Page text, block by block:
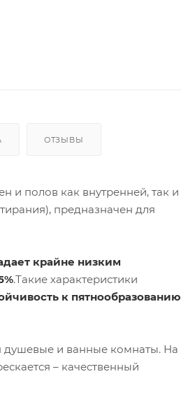
ОТЗЫВЫ
и полов как внутренней, так и
предназначен для
крайне низким
.Такие характеристики
к пятнообразованию
и ванные комнаты. На
– качественный